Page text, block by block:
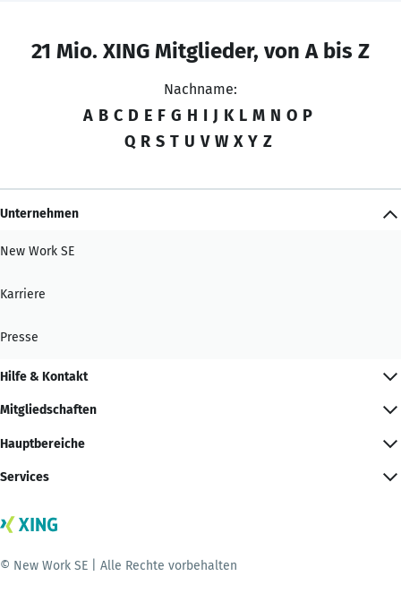
21 Mio. XING Mitglieder, von A bis Z
Nachname:
A B C D E F G H I J K L M N O P
Q R S T U V W X Y Z
Unternehmen
New Work SE
Karriere
Presse
Hilfe & Kontakt
Mitgliedschaften
Hauptbereiche
Services
© New Work SE | Alle Rechte vorbehalten